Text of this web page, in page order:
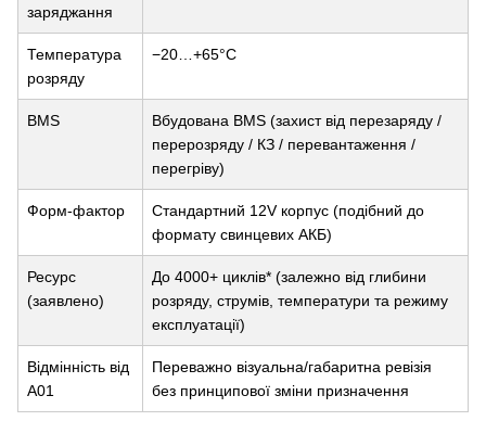
заряджання
Температура
розряду
−20…+65°C
BMS
Вбудована BMS (захист від перезаряду /
перерозряду / КЗ / перевантаження /
перегріву)
Форм-фактор
Стандартний 12V корпус (подібний до
формату свинцевих АКБ)
Ресурс
(заявлено)
До 4000+ циклів* (залежно від глибини
розряду, струмів, температури та режиму
експлуатації)
Відмінність від
A01
Переважно візуальна/габаритна ревізія
без принципової зміни призначення